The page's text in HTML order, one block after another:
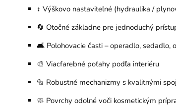
↕️ Výškovo nastaviteľné (hydraulika /
🔄 Otočné základne pre jednoduchý
🛋️ Polohovacie časti – operadlo, sedadlo,
🎨 Viacfarebné poťahy podľa interiéru
🔩 Robustné mechanizmy s kvalitnými
🧼 Povrchy odolné voči kosmetickým